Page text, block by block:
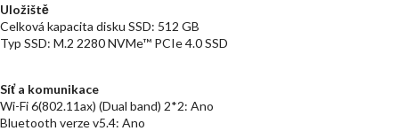
Uložiště
Celková kapacita disku SSD: 512 GB
Typ SSD: M.2 2280 NVMe™ PCIe 4.0 SSD
Síť a komunikace
Wi-Fi 6(802.11ax) (Dual band) 2*2: Ano
Bluetooth verze v5.4: Ano